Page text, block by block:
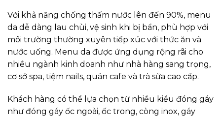
Với khả năng chống thấm nước lên đến 90%, menu
da dễ dàng lau chùi, vệ sinh khi bị bẩn, phù hợp với
môi trường thường xuyên tiếp xúc với thức ăn và
nước uống. Menu da được ứng dụng rộng rãi cho
nhiều ngành kinh doanh như nhà hàng sang trọng,
cơ sở spa, tiệm nails, quán cafe và trà sữa cao cấp.
Khách hàng có thể lựa chọn từ nhiều kiểu đóng gáy
như đóng gáy ốc ngoài, ốc trong, còng inox, gáy